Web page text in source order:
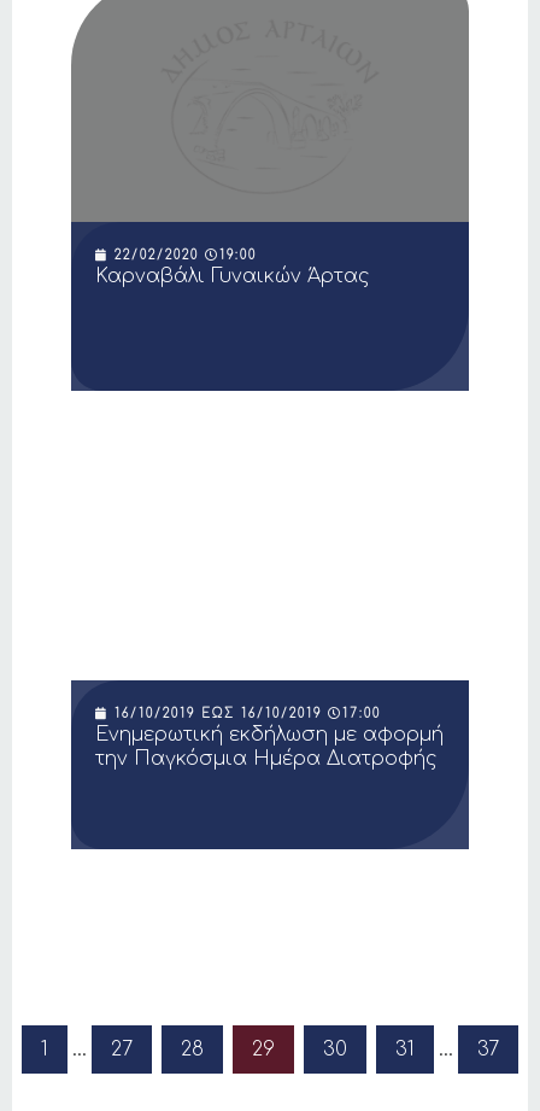
22/02/2020 19:00
Καρναβάλι Γυναικών Άρτας
16/10/2019 ΈΩΣ 16/10/2019 17:00
Ενημερωτική εκδήλωση με αφορμή
την Παγκόσμια Ημέρα Διατροφής
σελίδα
1 … 27 28 29 30 31 … 37